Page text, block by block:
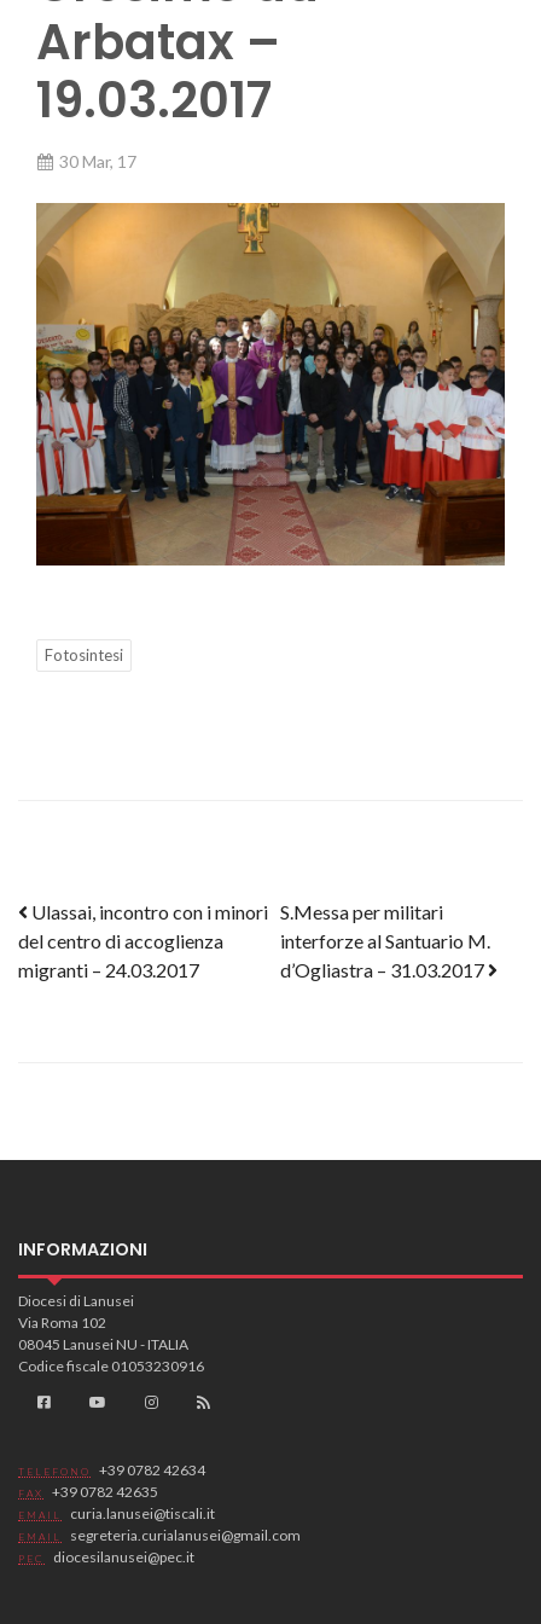
Arbatax –
19.03.2017
30 Mar, 17
Fotosintesi
Post navigation
Ulassai, incontro con i minori
del centro di accoglienza
migranti – 24.03.2017
S.Messa per militari
interforze al Santuario M.
d’Ogliastra – 31.03.2017
INFORMAZIONI
Diocesi di Lanusei
Via Roma 102
08045 Lanusei NU - ITALIA
Codice fiscale 01053230916
TELEFONO +39 0782 42634
FAX +39 0782 42635
EMAIL curia.lanusei@tiscali.it
EMAIL segreteria.curialanusei@gmail.com
PEC diocesilanusei@pec.it